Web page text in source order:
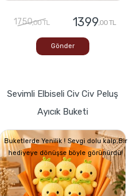
1750,00 TL 1399,00 TL
Gönder
Sevimli Elbiseli Civ Civ Peluş
Ayıcık Buketi
Buketlerde Yenilik ! Sevgi dolu kalp,Bir
hediyeye dönüşse böyle görünürdü!